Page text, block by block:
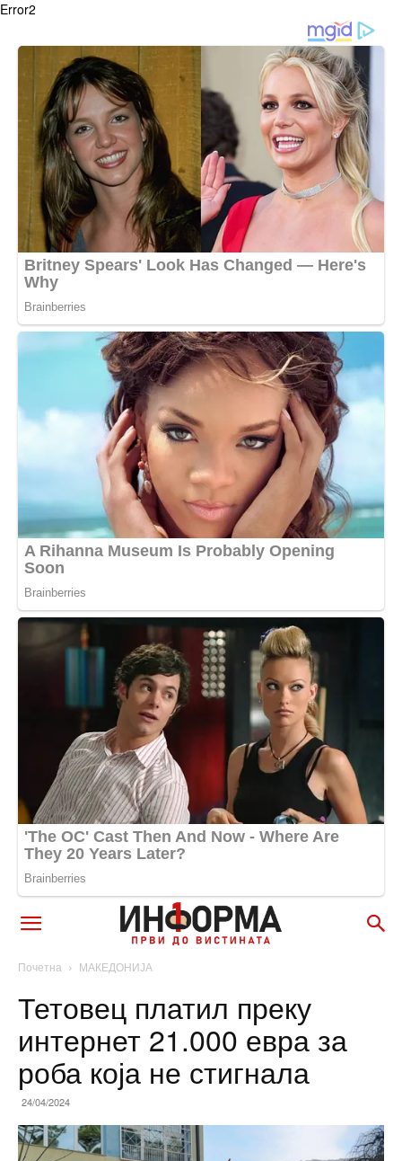
Error2
Почетна МАКЕДОНИЈА
Тетовец платил преку
интернет 21.000 евра за
роба која не стигнала
24/04/2024